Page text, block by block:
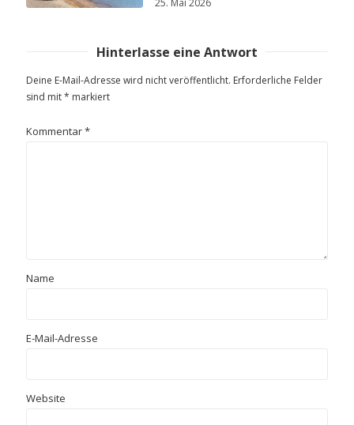
25. Mai 2026
Hinterlasse eine Antwort
Deine E-Mail-Adresse wird nicht veröffentlicht. Erforderliche Felder
sind mit* markiert
Kommentar*
Name
E-Mail-Adresse
Website